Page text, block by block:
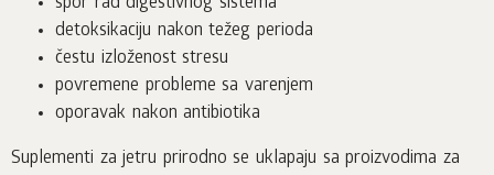
detoksikaciju nakon težeg perioda
čestu izloženost stresu
povremene probleme sa varenjem
oporavak nakon antibiotika
Suplementi za jetru prirodno se uklapaju sa proizvodima za